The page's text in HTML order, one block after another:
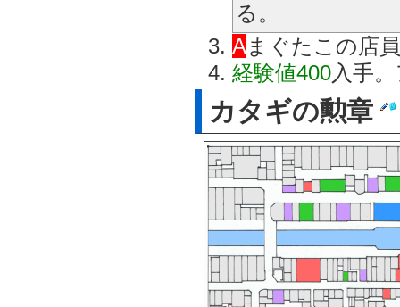
る。
Aまぐたこの店
経験値400入手
カタギの勲章